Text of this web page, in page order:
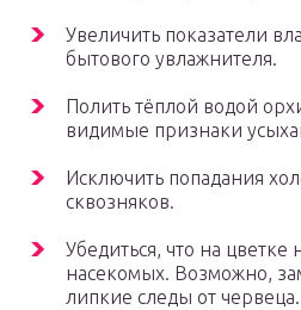
Увеличить показатели
бытового увлажнителя.
Полить тёплой водой
видимые признаки
Исключить попадания
сквозняков.
Убедиться, что на цветке
насекомых. Возможно,
липкие следы от червеца.